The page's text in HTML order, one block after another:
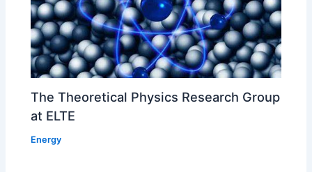
The Theoretical Physics Research Group
at ELTE
Energy